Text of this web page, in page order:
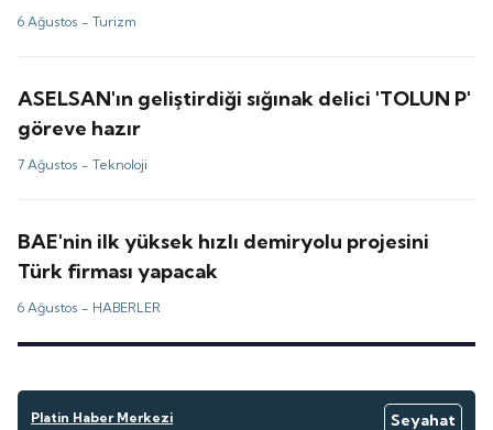
6 Ağustos -Turizm
ASELSAN'ın geliştirdiği sığınak delici 'TOLUN P'
göreve hazır
7 Ağustos -Teknoloji
BAE'nin ilk yüksek hızlı demiryolu projesini
Türk firması yapacak
6 Ağustos - HABERLER
Platin Haber Merkezi
Seyahat